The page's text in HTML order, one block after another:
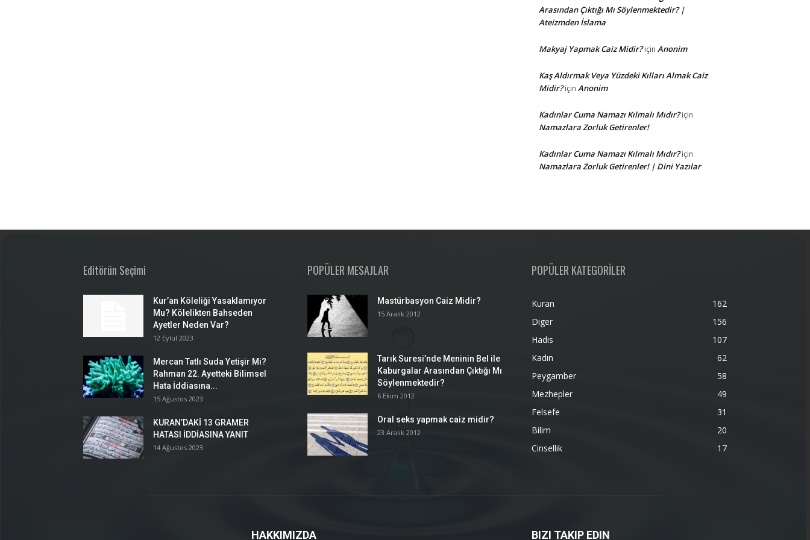
Arasından Çıktığı Mı Söylenmektedir? |
Ateizmden İslama
Makyaj Yapmak Caiz Midir?için Anonim
Kaş Aldırmak Veya Yüzdeki Kılları Almak Caiz
Midir?için Anonim
Kadınlar Cuma Namazı Kılmalı Mıdır?için
Namazlara Zorluk Getirenler!
Kadınlar Cuma Namazı Kılmalı Mıdır?için
Namazlara Zorluk Getirenler! | Dini Yazılar
Editörün Seçimi
Kur’an Köleliği Yasaklamıyor
Mu? Kölelikten Bahseden
Ayetler Neden Var?
12 Eylül 2023
Mercan Tatlı Suda Yetişir Mi?
Rahman 22. Ayetteki Bilimsel
Hata İddiasına...
15 Ağustos 2023
KURAN’DAKİ 13 GRAMER
HATASI İDDİASINA YANIT
14 Ağustos 2023
POPÜLER MESAJLAR
Mastürbasyon Caiz Midir?
15 Aralık 2012
Tarık Suresi’nde Meninin Bel ile
Kaburgalar Arasından Çıktığı Mı
Söylenmektedir?
6 Ekim 2012
Oral seks yapmak caiz midir?
23 Aralık 2012
POPÜLER KATEGORİLER
Kuran
162
Diger
156
Hadis
107
Kadın
62
Peygamber
58
Mezhepler
49
Felsefe
31
Bilim
20
Cinsellik
17
HAKKIMIZDA BIZI TAKIP EDIN